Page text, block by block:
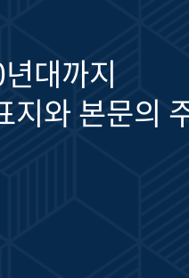
대까지
지와 본문의